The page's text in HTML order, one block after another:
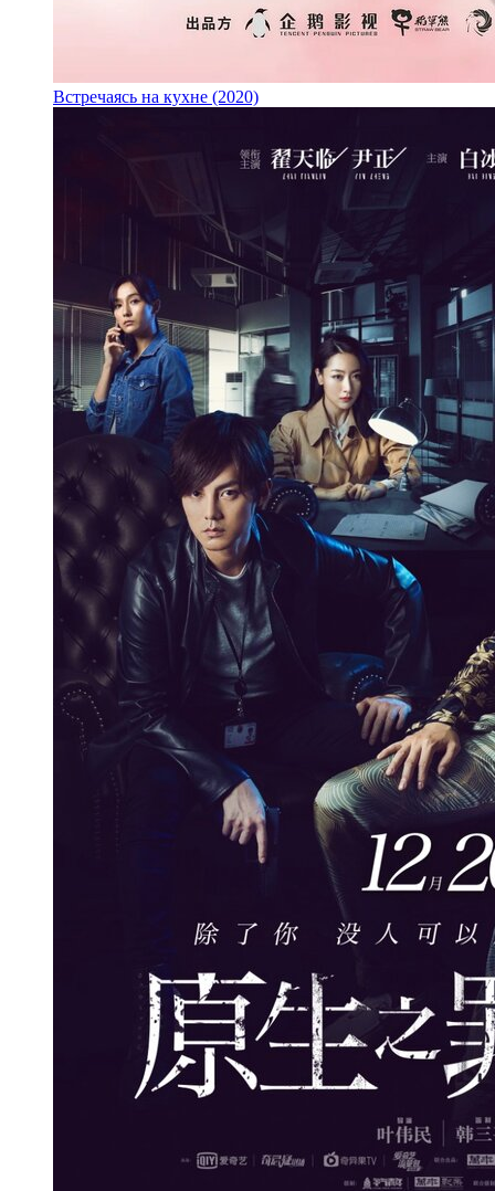
Встречаясь на кухне (2020)